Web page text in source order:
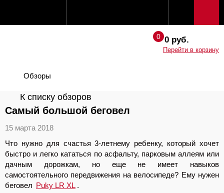
0 руб.
Перейти в корзину
Обзоры
Самый большой беговел
К списку обзоров
15 марта 2018
Что нужно для счастья 3-летнему ребенку, который хочет
быстро и легко кататься по асфальту, парковым аллеям или
дачным дорожкам, но еще не имеет навыков
самостоятельного передвижения на велосипеде? Ему нужен
беговел Puky LR XL .